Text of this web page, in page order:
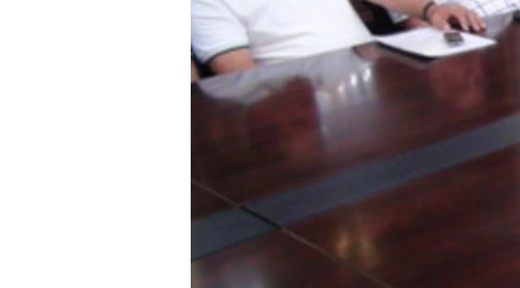
ՁԳՏԵԼՈՎ ԼԱՎԱԳՈՒՅՆԻՆ